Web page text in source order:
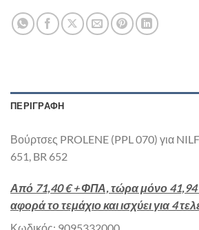
ΠΕΡΙΓΡΑΦΉ
Βούρτσες PROLENE (PPL 070) για
651, BR 652
Από 71,40 € + ΦΠΑ, τώρα μόνο
αφορά το τεμάχιο και ισχύει για 4